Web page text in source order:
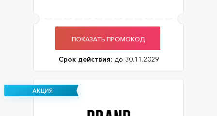
ПОКАЗАТЬ ПРОМОКОД
Срок действия: до 30.11.2029
АКЦИЯ